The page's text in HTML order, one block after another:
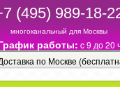
(495) 989-18-
многоканальный для Москвы
работы: c 9 до 20
по Москве